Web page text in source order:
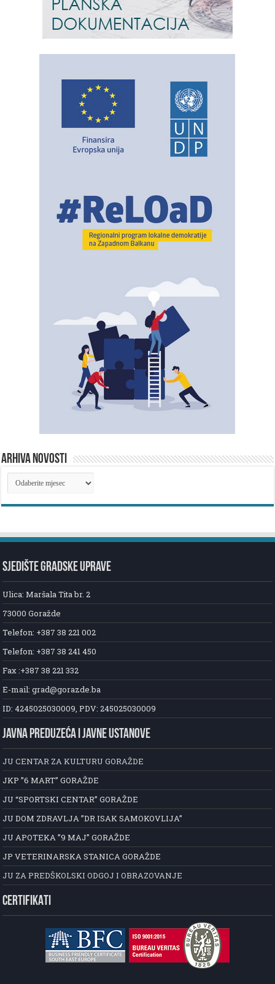
ARHIVA NOVOSTI
ARHIVA
NOVOSTI
SJEDIŠTE GRADSKE UPRAVE
Ulica: Maršala Tita br. 2
73000 Goražde
Telefon: +387 38 221 002
Telefon: +387 38 241 450
Fax :+387 38 221 332
E-mail: grad@gorazde.ba
ID: 4245025030009, PDV: 245025030009
JAVNA PREDUZEĆA I JAVNE USTANOVE
JU CENTAR ZA KULTURU GORAŽDE
JKP ”6 MART” GORAŽDE
JU “SPORTSKI CENTAR” GORAŽDE
JU DOM ZDRAVLJA ”DR ISAK SAMOKOVLIJA”
JU APOTEKA ”9 MAJ” GORAŽDE
JP VETERINARSKA STANICA GORAŽDE
JU ZA PREDŠKOLSKI ODGOJ I OBRAZOVANJE
CERTIFIKATI